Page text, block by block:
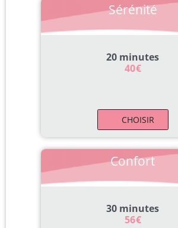
Sérénité
20 minutes
40€
CHOISIR
Confort
30 minutes
56€